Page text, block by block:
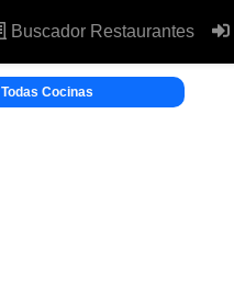
Buscador Restaurantes
Todas Cocinas